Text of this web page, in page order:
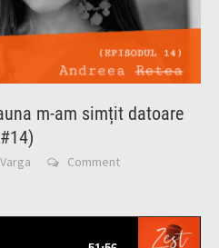
m-am simțit datoare
Comment